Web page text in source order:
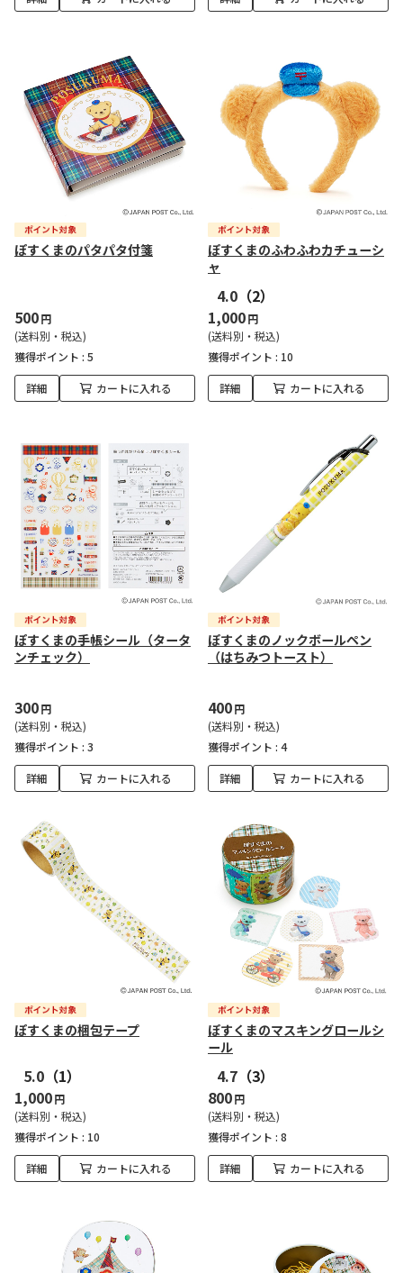
ぽすくまのパタパタ付箋
500円
(送料別・税込)
獲得ポイント : 5
詳細 カートに入れる
ぽすくまのふわふわカチューシ
ャ
4.0 （2）
1,000円
(送料別・税込)
獲得ポイント : 10
詳細 カートに入れる
ぽすくまの手帳シール（タータ
ンチェック）
300円
(送料別・税込)
獲得ポイント : 3
詳細 カートに入れる
ぽすくまのノックボールペン
（はちみつトースト）
400円
(送料別・税込)
獲得ポイント : 4
詳細 カートに入れる
ぽすくまの梱包テープ
5.0 （1）
1,000円
(送料別・税込)
獲得ポイント : 10
詳細 カートに入れる
ぽすくまのマスキングロールシ
ール
4.7 （3）
800円
(送料別・税込)
獲得ポイント : 8
詳細 カートに入れる